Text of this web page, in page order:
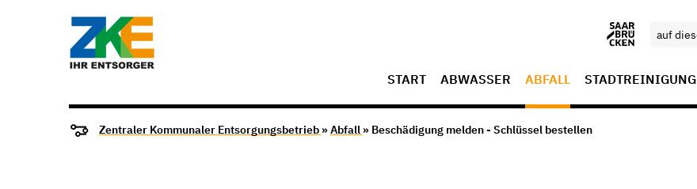
START ABWASSER ABFALL STADTREINIGUNG
Zentraler Kommunaler Entsorgungsbetrieb »Abfall » Beschädigung melden - Schlüssel bestellen